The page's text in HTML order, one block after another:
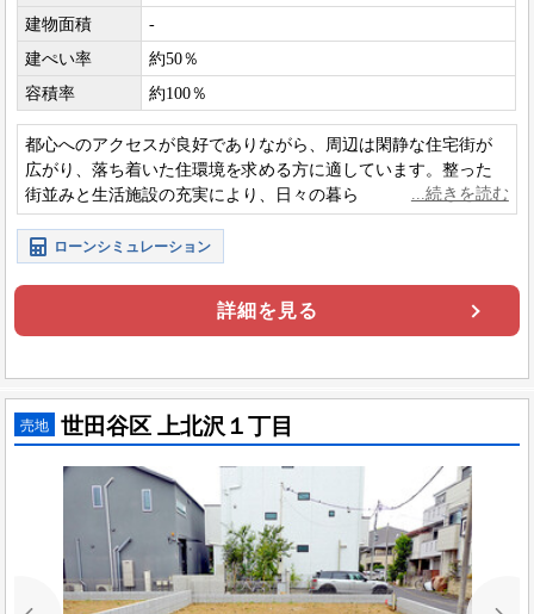
建物面積
-
建ぺい率
約50％
容積率
約100％
都心へのアクセスが良好でありながら、周辺は閑静な住宅街が
広がり、落ち着いた住環境を求める方に適しています。整った
街並みと生活施設の充実により、日々の暮らしも快適にお過ご
しいただけます
ローンシミュレーション
詳細を見る
売地 世田谷区 上北沢１丁目